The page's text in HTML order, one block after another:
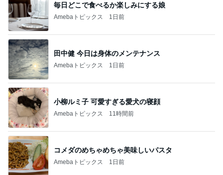
毎日どこで食べるか楽しみにする娘
Amebaトピックス 1日前
田中健 今日は身体のメンテナンス
Amebaトピックス 1日前
小柳ルミ子 可愛すぎる愛犬の寝顔
Amebaトピックス 11時間前
コメダのめちゃめちゃ美味しいパスタ
Amebaトピックス 1日前